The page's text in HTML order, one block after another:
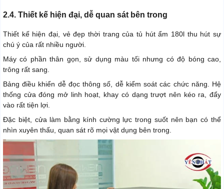
2.4. Thiết kế hiện đại, dễ quan sát bên trong
Thiết kế hiện đại, vẻ đẹp thời trang của tủ hút ẩm 180l thu hút sự
chú ý của rất nhiều người.
Máy có phần thân gọn, sử dụng màu tối nhưng có độ bóng cao,
trông rất sang.
Bảng điều khiển dễ đọc thông số, dễ kiểm soát các chức năng. Hệ
thống cửa đóng mở linh hoạt, khay có dạng trượt nên kéo ra, đẩy
vào rất tiện lợi.
Đặc biệt, cửa làm bằng kính cường lực trong suốt nên bạn có thể
nhìn xuyên thấu, quan sát rõ mọi vật dụng bên trong.